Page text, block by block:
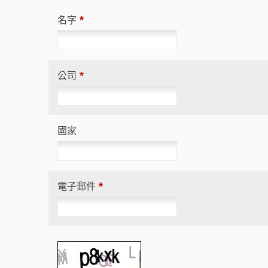
名字 *
公司 *
國家
電子郵件 *